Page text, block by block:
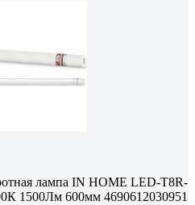
лампа IN HOME LED-T8R-
1500Лм 600мм 4690612030951